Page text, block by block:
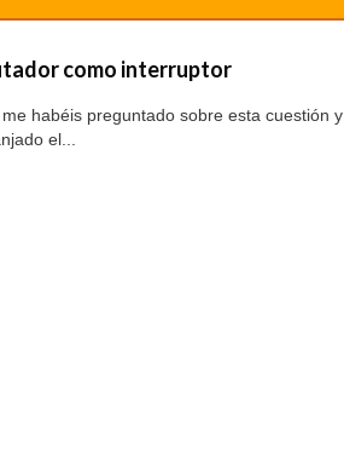
como interruptor
habéis preguntado sobre esta cuestión y
el...